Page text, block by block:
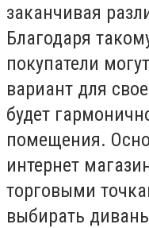
заканчивая
Благодаря
покупатели
вариант для
будет
помещения.
интернет
торговыми
выбирать